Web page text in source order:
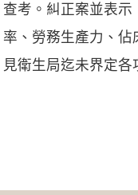
查考。糾正案並表
率、勞務生產力、
見衛生局迄未界定